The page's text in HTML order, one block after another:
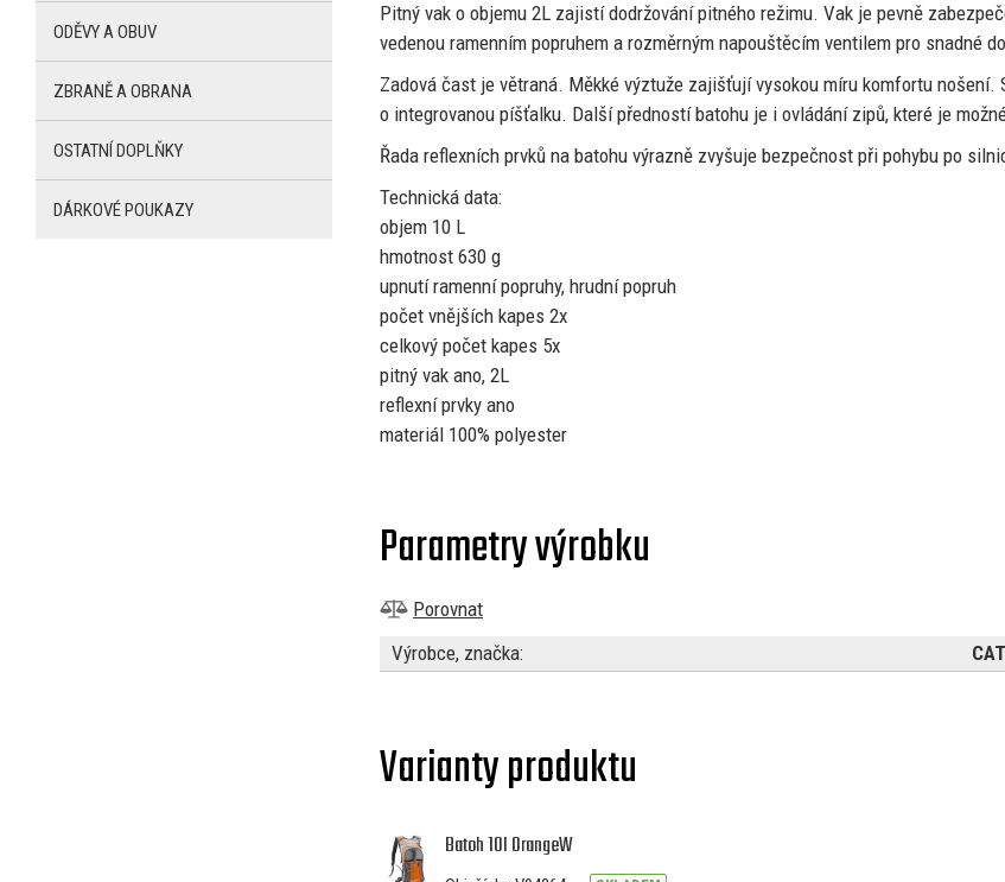
Pitný vak o objemu 2L zajistí dodržování pitného režimu. Vak je pevně
vedenou ramenním popruhem a rozměrným napouštěcím ventilem pro snadné
Zadová čast je větraná. Měkké výztuže zajišťují vysokou míru komfortu nošení.
o integrovanou píšťalku. Další předností batohu je i ovládání zipů, které je
Řada reflexních prvků na batohu výrazně zvyšuje bezpečnost při pohybu po
Technická data:
objem 10 L
hmotnost 630 g
upnutí ramenní popruhy, hrudní popruh
počet vnějších kapes 2x
celkový počet kapes 5x
pitný vak ano, 2L
reflexní prvky ano
materiál 100% polyester
Parametry výrobku
Porovnat
Výrobce, značka:
Varianty produktu
Batoh 10l OrangeW
ODĚVY A OBUV
ZBRANĚ A OBRANA
OSTATNÍ DOPLŇKY
DÁRKOVÉ POUKAZY